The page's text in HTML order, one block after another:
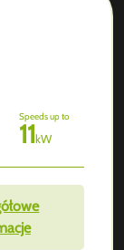
Speeds up to
11kW